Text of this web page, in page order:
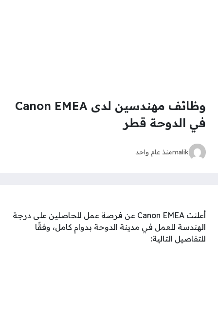
وظائف مهندسين لدى Canon EMEA
في الدوحة قطر
malikمنذ عام واحد
أعلنت Canon EMEA عن فرصة عمل للحاصلين على درجة
الهندسة للعمل في مدينة الدوحة بدوام كامل، وفقًا
للتفاصيل التالية: